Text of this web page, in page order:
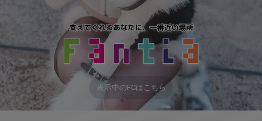
表示中のFCはこちら